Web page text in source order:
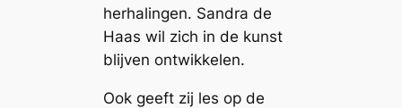
herhalingen. Sandra de
Haas wil zich in de kunst
blijven ontwikkelen.
Ook geeft zij les op de